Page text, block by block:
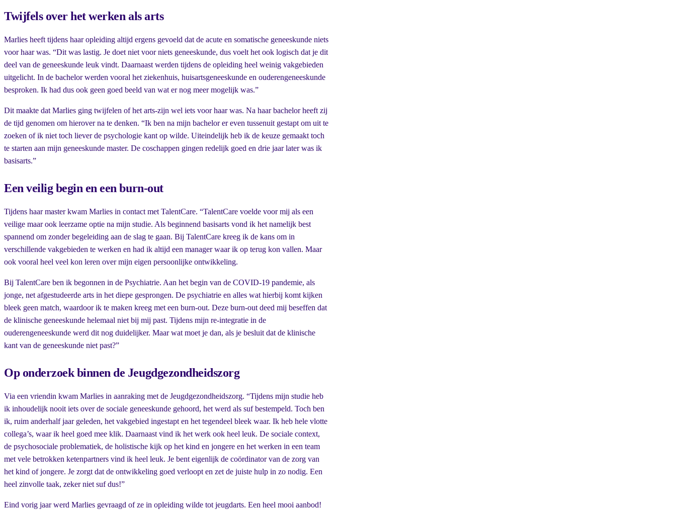
Twijfels over het werken als arts
Marlies heeft tijdens haar opleiding altijd ergens gevoeld dat de acute en somatische geneeskunde niets
voor haar was. “Dit was lastig. Je doet niet voor niets geneeskunde, dus voelt het ook logisch dat je dit
deel van de geneeskunde leuk vindt. Daarnaast werden tijdens de opleiding heel weinig vakgebieden
uitgelicht. In de bachelor werden vooral het ziekenhuis, huisartsgeneeskunde en ouderengeneeskunde
besproken. Ik had dus ook geen goed beeld van wat er nog meer mogelijk was.”
Dit maakte dat Marlies ging twijfelen of het arts-zijn wel iets voor haar was. Na haar bachelor heeft zij
de tijd genomen om hierover na te denken. “Ik ben na mijn bachelor er even tussenuit gestapt om uit te
zoeken of ik niet toch liever de psychologie kant op wilde. Uiteindelijk heb ik de keuze gemaakt toch
te starten aan mijn geneeskunde master. De coschappen gingen redelijk goed en drie jaar later was ik
basisarts.”
Een veilig begin en een burn-out
Tijdens haar master kwam Marlies in contact met TalentCare. “TalentCare voelde voor mij als een
veilige maar ook leerzame optie na mijn studie. Als beginnend basisarts vond ik het namelijk best
spannend om zonder begeleiding aan de slag te gaan. Bij TalentCare kreeg ik de kans om in
verschillende vakgebieden te werken en had ik altijd een manager waar ik op terug kon vallen. Maar
ook vooral heel veel kon leren over mijn eigen persoonlijke ontwikkeling.
Bij TalentCare ben ik begonnen in de Psychiatrie. Aan het begin van de COVID-19 pandemie, als
jonge, net afgestudeerde arts in het diepe gesprongen. De psychiatrie en alles wat hierbij komt kijken
bleek geen match, waardoor ik te maken kreeg met een burn-out. Deze burn-out deed mij beseffen dat
de klinische geneeskunde helemaal niet bij mij past. Tijdens mijn re-integratie in de
ouderengeneeskunde werd dit nog duidelijker. Maar wat moet je dan, als je besluit dat de klinische
kant van de geneeskunde niet past?”
Op onderzoek binnen de Jeugdgezondheidszorg
Via een vriendin kwam Marlies in aanraking met de Jeugdgezondheidszorg. “Tijdens mijn studie heb
ik inhoudelijk nooit iets over de sociale geneeskunde gehoord, het werd als suf bestempeld. Toch ben
ik, ruim anderhalf jaar geleden, het vakgebied ingestapt en het tegendeel bleek waar. Ik heb hele vlotte
collega’s, waar ik heel goed mee klik. Daarnaast vind ik het werk ook heel leuk. De sociale context,
de psychosociale problematiek, de holistische kijk op het kind en jongere en het werken in een team
met vele betrokken ketenpartners vind ik heel leuk. Je bent eigenlijk de coördinator van de zorg van
het kind of jongere. Je zorgt dat de ontwikkeling goed verloopt en zet de juiste hulp in zo nodig. Een
heel zinvolle taak, zeker niet suf dus!”
Eind vorig jaar werd Marlies gevraagd of ze in opleiding wilde tot jeugdarts. Een heel mooi aanbod!